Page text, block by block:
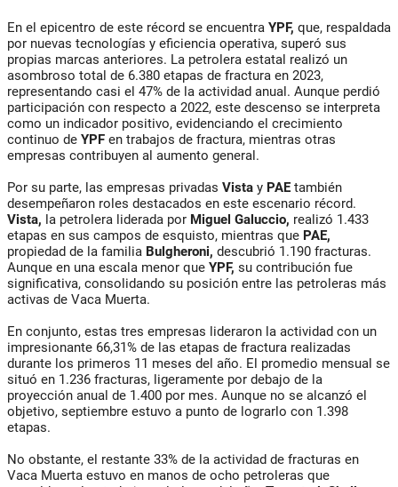
En el epicentro de este récord se encuentra YPF, que, respaldada
por nuevas tecnologías y eficiencia operativa, superó sus
propias marcas anteriores. La petrolera estatal realizó un
asombroso total de 6.380 etapas de fractura en 2023,
representando casi el 47% de la actividad anual. Aunque perdió
participación con respecto a 2022, este descenso se interpreta
como un indicador positivo, evidenciando el crecimiento
continuo de YPF en trabajos de fractura, mientras otras
empresas contribuyen al aumento general.
Por su parte, las empresas privadas Vista y PAE también
desempeñaron roles destacados en este escenario récord.
Vista, la petrolera liderada por Miguel Galuccio, realizó 1.433
etapas en sus campos de esquisto, mientras que PAE,
propiedad de la familia Bulgheroni, descubrió 1.190 fracturas.
Aunque en una escala menor que YPF, su contribución fue
significativa, consolidando su posición entre las petroleras más
activas de Vaca Muerta.
En conjunto, estas tres empresas lideraron la actividad con un
impresionante 66,31% de las etapas de fractura realizadas
durante los primeros 11 meses del año. El promedio mensual se
situó en 1.236 fracturas, ligeramente por debajo de la
proyección anual de 1.400 por mes. Aunque no se alcanzó el
objetivo, septiembre estuvo a punto de lograrlo con 1.398
etapas.
No obstante, el restante 33% de la actividad de fracturas en
Vaca Muerta estuvo en manos de ocho petroleras que